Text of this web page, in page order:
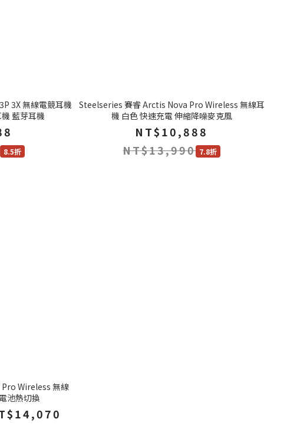
3X 無線電競耳機
藍芽耳機
8.5折
Steelseries 賽睿 Arctis Nova Pro Wireless 無線耳
機 白色 快速充電 伸縮降噪麥克風
NT$10,888
NT$13,990 7.8折
Wireless 無線
池熱切換